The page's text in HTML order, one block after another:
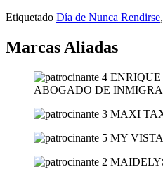
Etiquetado Día de Nunca Rendirse,
Marcas Aliadas